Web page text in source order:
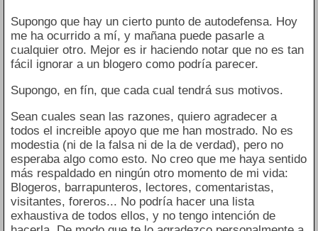
Supongo que hay un cierto punto de autodefensa. Hoy
me ha ocurrido a mí, y mañana puede pasarle a
cualquier otro. Mejor es ir haciendo notar que no es tan
fácil ignorar a un blogero como podría parecer.
Supongo, en fín, que cada cual tendrá sus motivos.
Sean cuales sean las razones, quiero agradecer a
todos el increible apoyo que me han mostrado. No es
modestia (ni de la falsa ni de la de verdad), pero no
esperaba algo como esto. No creo que me haya sentido
más respaldado en ningún otro momento de mi vida:
Blogeros, barrapunteros, lectores, comentaristas,
visitantes, foreros... No podría hacer una lista
exhaustiva de todos ellos, y no tengo intención de